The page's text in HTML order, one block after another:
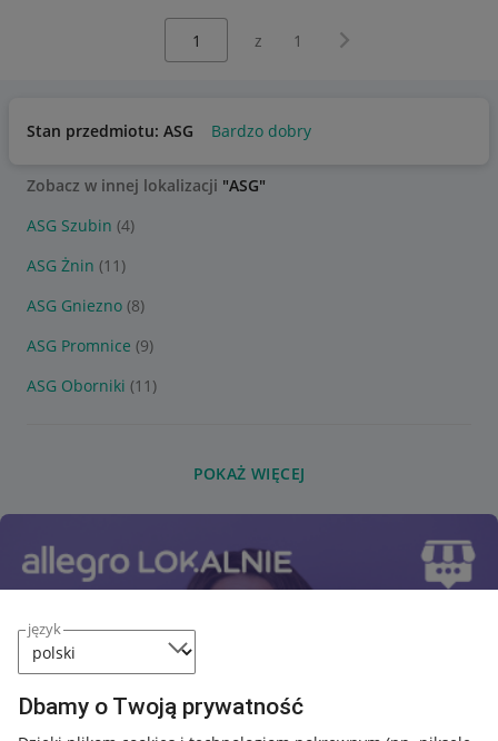
język
Dbamy o Twoją prywatność
z 1 Następna strona
Stan przedmiotu: ASG Bardzo dobry
Zobacz w innej lokalizacji "ASG"
ASG Szubin (4)
ASG Żnin (11)
ASG Gniezno (8)
ASG Promnice (9)
ASG Oborniki (11)
POKAŻ WIĘCEJ